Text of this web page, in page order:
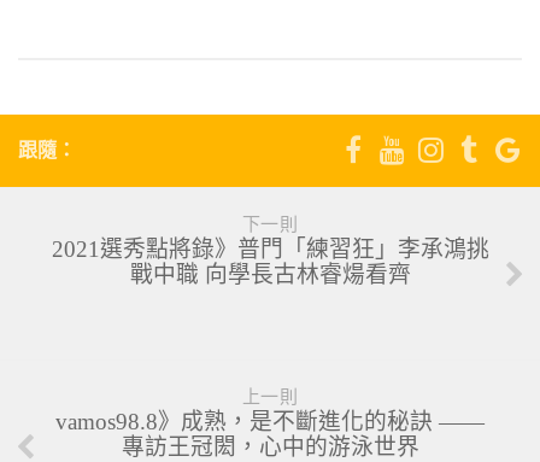
跟隨：
下一則
2021選秀點將錄》普門「練習狂」李承鴻挑
戰中職 向學長古林睿煬看齊
上一則
vamos98.8》成熟，是不斷進化的秘訣 ——
專訪王冠閎，心中的游泳世界